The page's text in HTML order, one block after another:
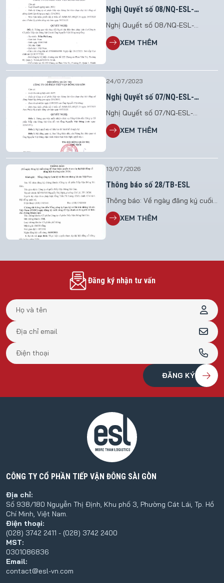
Nghị Quyết số 08/NQ-ESL-
Nghị Quyết số 08/NQ-ESL-
HĐQT.23 V/v thay đổi Người đại
diện theo pháp luật không làm
XEM THÊM
24/07/2023
Nghị Quyết số 07/NQ-ESL-
Nghị Quyết số 07/NQ-ESL-
HĐQT.23 V/v miễn nhiệm Tổng
Giám Đốc Công ty Cổ Phần Tiếp
XEM THÊM
13/07/2026
Thông báo số 28/TB-ESL
Thông báo: Về ngày đăng ký cuối
cùng để thực hiện quyền tham dự
đại hội đồng cổ đông bất thường
XEM THÊM
Đăng ký nhận tư vấn
CÔNG TY CỔ PHẦN TIẾP VẬN ĐÔNG SÀI GÒN
Địa chỉ:
Số 938/180 Nguyễn Thị Định, Khu phố 3, Phường Cát Lái, Tp. Hồ
Chí Minh, Việt Nam.
Điện thoại:
(028) 3742 2411 - (028) 3742 2400
MST:
0301086836
Email:
contact@esl-vn.com